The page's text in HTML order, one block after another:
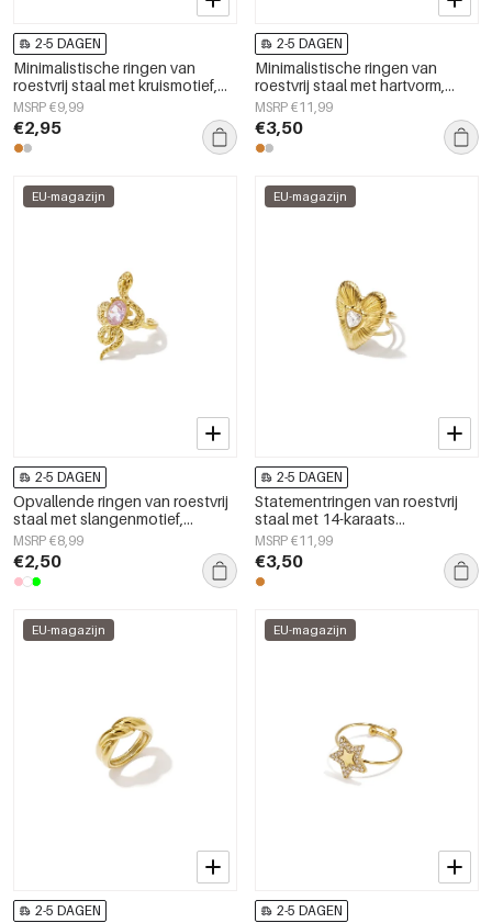
2-5 DAGEN
Minimalistische ringen van
roestvrij staal met kruismotief,
eenvoudige dagelijkse sieraden
uit de Simple Series voor dames.
MSRP €9,99
€2,95
2-5 DAGEN
Minimalistische ringen van
roestvrij staal met hartvorm,
eenvoudige dagelijkse serie
voor dames.
MSRP €11,99
€3,50
EU-magazijn
2-5 DAGEN
Opvallende ringen van roestvrij
staal met slangenmotief,
klassieke collectie voor feestjes
en bijeenkomsten, luxe
damessieraden.
MSRP €8,99
€2,50
EU-magazijn
2-5 DAGEN
Statementringen van roestvrij
staal met 14-karaats
goudlaagje, hartvormig,
eenvoudig, dagelijks gebruik,
Simple Series, damessieraden
MSRP €11,99
€3,50
EU-magazijn
2-5 DAGEN
EU-magazijn
2-5 DAGEN